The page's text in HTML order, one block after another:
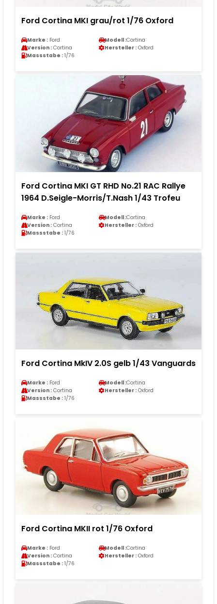
Ford Cortina MKI grau/rot 1/76 Oxford
Marke : Ford Modell :Cortina
Version : Cortina Hersteller : Oxford
Massstabe : 1/76
Ford Cortina MKI GT RHD No.21 RAC Rallye
1964 D.Seigle-Morris/T.Nash 1/43 Trofeu
Marke : Ford Modell :Cortina
Version : Cortina Hersteller : Oxford
Massstabe : 1/76
Ford Cortina MkIV 2.0S gelb 1/43 Vanguards
Marke : Ford Modell :Cortina
Version : Cortina Hersteller : Oxford
Massstabe : 1/76
Ford Cortina MKII rot 1/76 Oxford
Marke : Ford Modell :Cortina
Version : Cortina Hersteller : Oxford
Massstabe : 1/76